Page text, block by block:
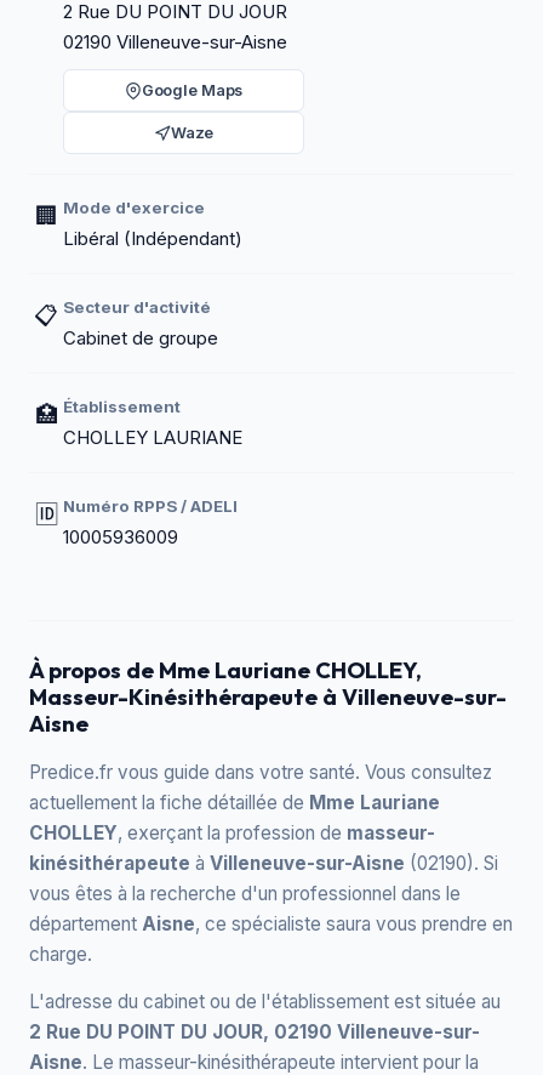
2 Rue DU POINT DU JOUR
02190 Villeneuve-sur-Aisne
Google Maps
Waze
🏢 Mode d'exercice
Libéral (Indépendant)
📋 Secteur d'activité
Cabinet de groupe
🏥 Établissement
CHOLLEY LAURIANE
🆔 Numéro RPPS / ADELI
10005936009
À propos de Mme Lauriane CHOLLEY,
Masseur-Kinésithérapeute à Villeneuve-sur-
Aisne
Predice.fr vous guide dans votre santé. Vous consultez
actuellement la fiche détaillée de Mme Lauriane
CHOLLEY, exerçant la profession de masseur-
kinésithérapeute à Villeneuve-sur-Aisne (02190). Si
vous êtes à la recherche d'un professionnel dans le
département Aisne, ce spécialiste saura vous prendre en
charge.
L'adresse du cabinet ou de l'établissement est située au
2 Rue DU POINT DU JOUR, 02190 Villeneuve-sur-
Aisne. Le masseur-kinésithérapeute intervient pour la